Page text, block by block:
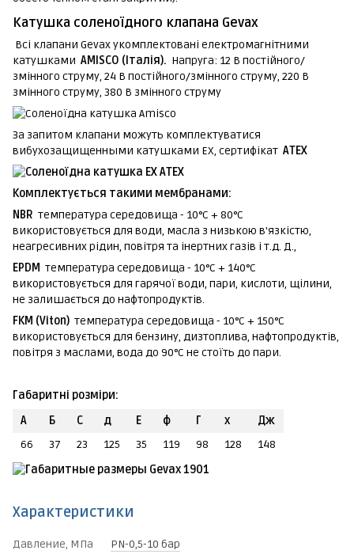
Катушка соленоїдного клапана Gevax
Всі клапани Gevax укомплектовані електромагнітними
катушками AMISCO (Італія). Напруга: 12 В постійного/
змінного струму, 24 В постійного/змінного струму, 220 В
змінного струму, 380 В змінного струму
За запитом клапани можуть комплектуватися
вибухозащищенными катушками EX, сертифікат ATEX
Комплектується такими мембранами:
NBR температура середовища - 10°C + 80°C
використовується для води, масла з низькою в'язкістю,
неагресивних рідин, повітря та інертних газів і т.д. Д.,
EPDM температура середовища - 10°C + 140°C
використовується для гарячої води, пари, кислоти, щілини,
не залишається до нафтопродуктів.
FKM (Viton) температура середовища - 10°C + 150°C
використовується для бензину, дизтоплива, нафтопродуктів,
повітря з маслами, вода до 90°C не стоїть до пари.
Габаритні розміри:
А
Б C д E ф Г х
Дж
66
37 23 125 35 119 98 128 148
Характеристики
Давление, МПа
PN-0,5-10 бар